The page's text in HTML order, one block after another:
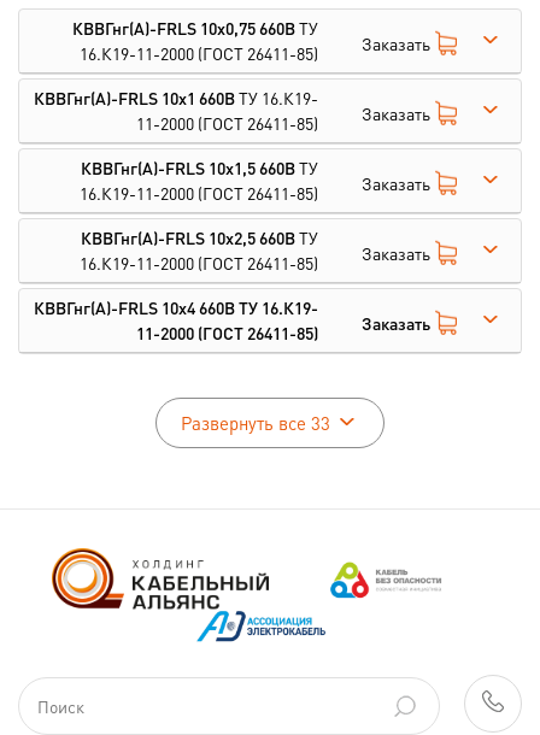
КВВГнг(А)-FRLS 10х0,75 660ВТУ
16.К19-11-2000 (ГОСТ 26411-85) Заказать
КВВГнг(А)-FRLS 10х1 660ВТУ 16.К19-
11-2000 (ГОСТ 26411-85) Заказать
КВВГнг(А)-FRLS 10х1,5 660ВТУ
16.К19-11-2000 (ГОСТ 26411-85) Заказать
КВВГнг(А)-FRLS 10х2,5 660ВТУ
16.К19-11-2000 (ГОСТ 26411-85) Заказать
КВВГнг(А)-FRLS 10х4 660ВТУ 16.К19-
11-2000 (ГОСТ 26411-85) Заказать
Развернуть все 33